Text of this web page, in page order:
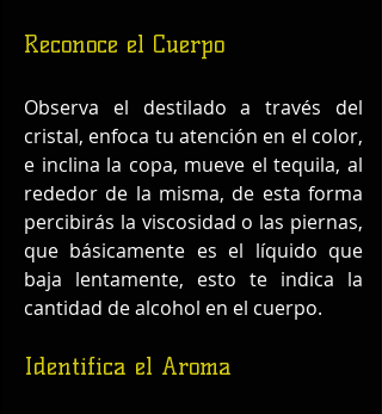
Reconoce el Cuerpo
Observa el destilado a través del
cristal, enfoca tu atención en el color,
e inclina la copa, mueve el tequila, al
rededor de la misma, de esta forma
percibirás la viscosidad o las piernas,
que básicamente es el líquido que
baja lentamente, esto te indica la
cantidad de alcohol en el cuerpo.
Identifica el Aroma